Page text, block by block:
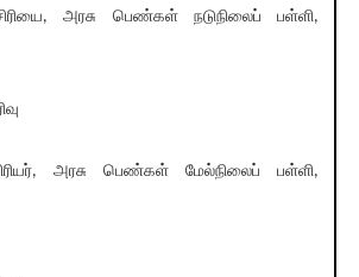
அரசு பெண்கள் நடுநிலைப் பள்ளி,
அரசு பெண்கள் மேல்நிலைப் பள்ளி,